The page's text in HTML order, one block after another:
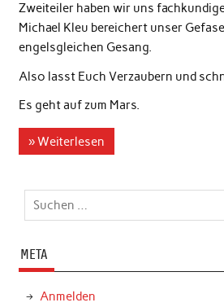
Zweiteiler haben wir uns
Michael Kleu bereichert unser
engelsgleichen Gesang.
Also lasst Euch Verzaubern und
Es geht auf zum Mars.
» Weiterlesen
META
Anmelden